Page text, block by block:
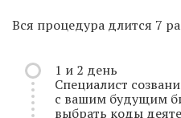
Вся процедура длится 7
1 и 2 день
Специалист
с вашим будущим
выбрать коды